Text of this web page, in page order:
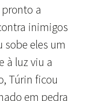
a
inimigos
eles um
à luz viu a
Túrin ficou
em pedra